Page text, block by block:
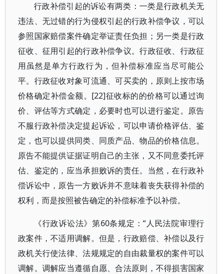
行政补偿引起的诉讼有两类：一类是行政机关无
违法、无过错的行为侵权引起的行政补偿争议，可以
参照国家赔偿案件确定举证责任负担；另一类是行政
征收、征用引起的行政补偿争议。行政征收、行政征
用虽然是单方行政行为，但补偿标准应当尽可能公
平。行政征收对象可流通、可买卖的，原则上按市场
价格确定补偿金额。[22]征收标的的价格可以通过询
价、评估等方式确定，必要时也可以进行鉴定。原告
不服行政补偿决定提起诉讼，可以申请价格评估、鉴
定，也可以提供同类、同质产品、物品的价格信息。
原告不能提供证据证明自己的主张，又不同意委托评
估、鉴定的，应当承担败诉的责任。当然，在行政补
偿诉讼中，原告一方败诉并不意味着丧失获得补偿的
权利，而是按照被告确定的补偿标准予以补偿。
《行政诉讼法》第60条规定：“人民法院审理行
政案件，不适用调解。但是，行政赔偿、补偿以及行
政机关行使法律、法规规定的自由裁量权的案件可以
调解。调解应当遵循自愿、合法原则，不得损害国家